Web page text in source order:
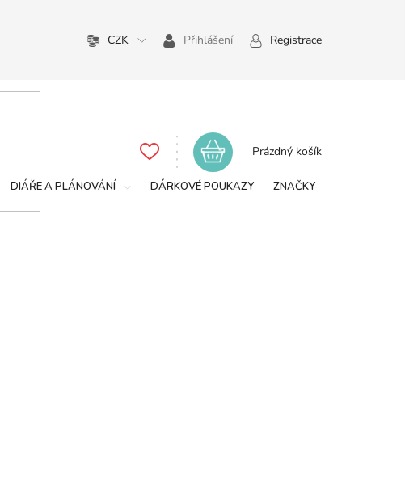
CZK Přihlášení Registrace
Nákupní
Prázdný košík
DIÁŘE A PLÁNOVÁNÍ DÁRKOVÉ POUKAZY ZNAČKY